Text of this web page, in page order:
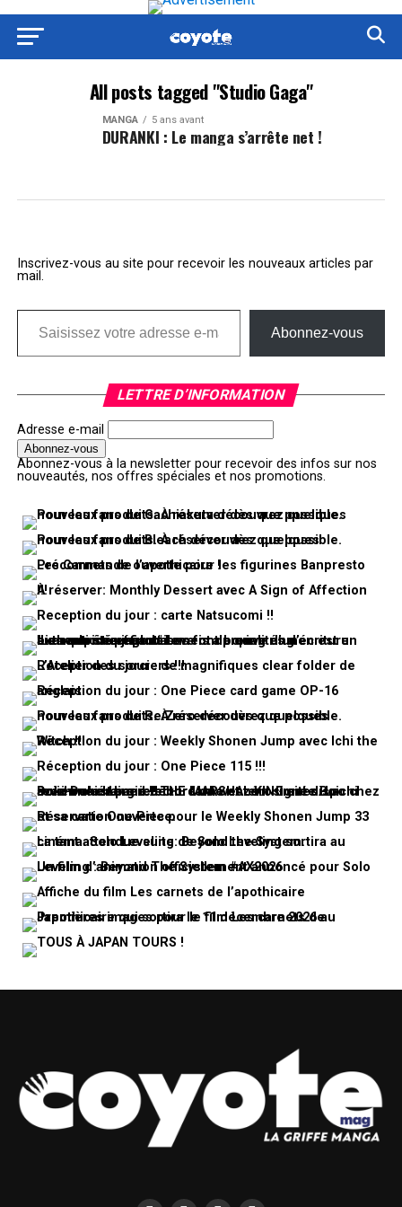
All posts tagged "Studio Gaga"
MANGA 5 ans avant
DURANKI : Le manga s’arrête net !
Inscrivez-vous au site pour recevoir les nouveaux articles par
mail.
Saisissez votre adresse e-mail…
Abonnez-vous
LETTRE D’INFORMATION
Adresse e-mail
Abonnez-vous à la newsletter pour recevoir des infos sur nos
nouveautés, nos offres spéciales et nos promotions.